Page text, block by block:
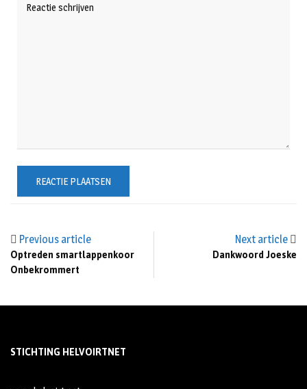
Previous article
Optreden smartlappenkoor
Onbekrommert
Next article
Dankwoord Joeske
STICHTING HELVOIRTNET